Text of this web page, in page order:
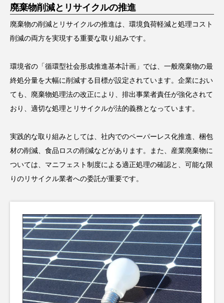
廃棄物削減とリサイクルの推進
廃棄物の削減とリサイクルの推進は、環境負荷軽減と処理コスト
削減の両方を実現する重要な取り組みです。
環境省の「循環型社会形成推進基本計画」では、一般廃棄物の最
終処分量を大幅に削減する目標が設定されています。企業におい
ても、廃棄物処理法の改正により、排出事業者責任が強化されて
おり、適切な処理とリサイクルが法的義務となっています。
実践的な取り組みとしては、社内でのペーパーレス化推進、梱包
材の削減、食品ロスの削減などがあります。また、産業廃棄物に
ついては、マニフェスト制度による適正処理の確認と、可能な限
りのリサイクル業者への委託が重要です。